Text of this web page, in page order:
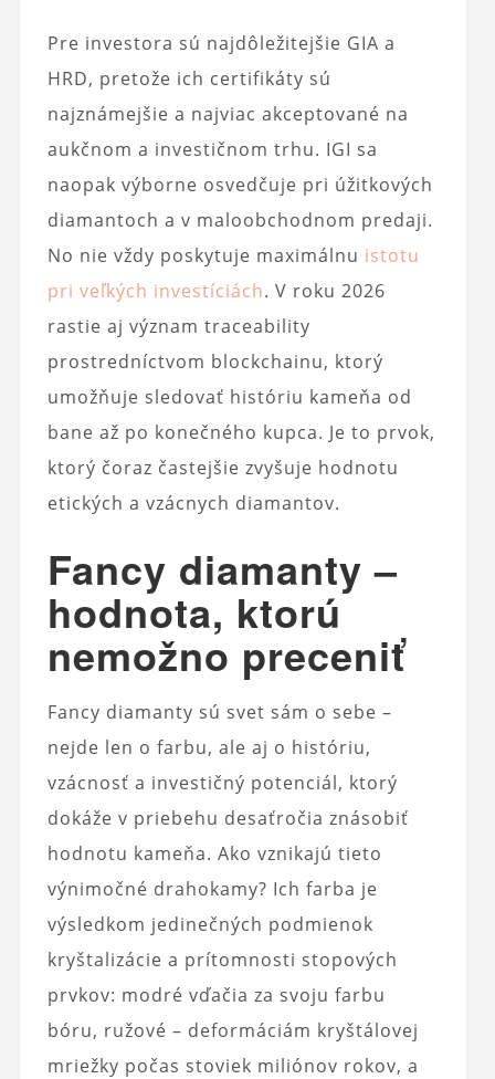
Pre investora sú najdôležitejšie GIA a
HRD, pretože ich certifikáty sú
najznámejšie a najviac akceptované na
aukčnom a investičnom trhu. IGI sa
naopak výborne osvedčuje pri úžitkových
diamantoch a v maloobchodnom predaji.
No nie vždy poskytuje maximálnu istotu
pri veľkých investíciách. V roku 2026
rastie aj význam traceability
prostredníctvom blockchainu, ktorý
umožňuje sledovať históriu kameňa od
bane až po konečného kupca. Je to prvok,
ktorý čoraz častejšie zvyšuje hodnotu
etických a vzácnych diamantov.
Fancy diamanty –
hodnota, ktorú
nemožno preceniť
Fancy diamanty sú svet sám o sebe –
nejde len o farbu, ale aj o históriu,
vzácnosť a investičný potenciál, ktorý
dokáže v priebehu desaťročia znásobiť
hodnotu kameňa. Ako vznikajú tieto
výnimočné drahokamy? Ich farba je
výsledkom jedinečných podmienok
kryštalizácie a prítomnosti stopových
prvkov: modré vďačia za svoju farbu
bóru, ružové – deformáciám kryštálovej
mriežky počas stoviek miliónov rokov, a